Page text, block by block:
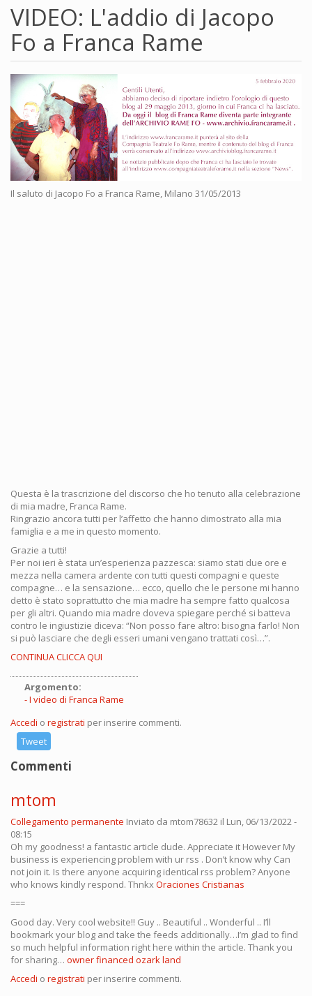
VIDEO: L'addio di Jacopo
Fo a Franca Rame
Il saluto di Jacopo Fo a Franca Rame, Milano 31/05/2013
Questa è la trascrizione del discorso che ho tenuto alla celebrazione
di mia madre, Franca Rame.
Ringrazio ancora tutti per l’affetto che hanno dimostrato alla mia
famiglia e a me in questo momento.
Grazie a tutti!
Per noi ieri è stata un’esperienza pazzesca: siamo stati due ore e
mezza nella camera ardente con tutti questi compagni e queste
compagne… e la sensazione… ecco, quello che le persone mi hanno
detto è stato soprattutto che mia madre ha sempre fatto qualcosa
per gli altri. Quando mia madre doveva spiegare perché si batteva
contro le ingiustizie diceva: “Non posso fare altro: bisogna farlo! Non
si può lasciare che degli esseri umani vengano trattati così…”.
CONTINUA CLICCA QUI
Argomento:
I video di Franca Rame
Accedi o registrati per inserire commenti.
Tweet
Commenti
mtom
Collegamento permanente Inviato da mtom78632 il Lun, 06/13/2022 -
08:15
Oh my goodness! a fantastic article dude. Appreciate it However My
business is experiencing problem with ur rss . Don’t know why Can
not join it. Is there anyone acquiring identical rss problem? Anyone
who knows kindly respond. ThnkxOraciones Cristianas
===
Good day. Very cool website!! Guy .. Beautiful .. Wonderful .. I’ll
bookmark your blog and take the feeds additionally…I’m glad to find
so much helpful information right here within the article. Thank you
for sharing… owner financed ozark land
Accedi o registrati per inserire commenti.